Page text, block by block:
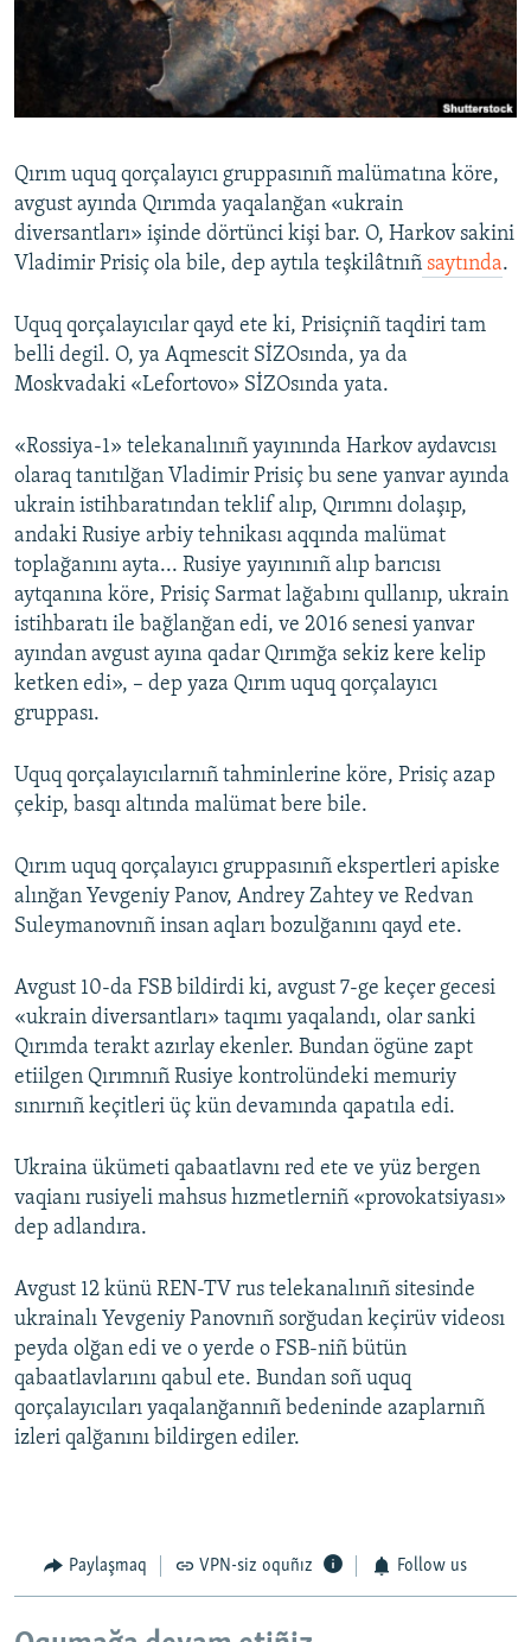
Русский
Українською
RFE/RS bütün saytları
Qırım uquq qorçalayıcı gruppasınıñ malümatına köre,
avgust ayında Qırımda yaqalanğan «ukrain
diversantları» işinde dörtünci kişi bar. O, Harkov sakini
Vladimir Prisiç ola bile, dep aytıla teşkilâtnıñ saytında.
Uquq qorçalayıcılar qayd ete ki, Prisiçniñ taqdiri tam
belli degil. O, ya Aqmescit SİZOsında, ya da
Moskvadaki «Lefortovo» SİZOsında yata.
«Rossiya-1» telekanalınıñ yayınında Harkov aydavcısı
olaraq tanıtılğan Vladimir Prisiç bu sene yanvar ayında
ukrain istihbaratından teklif alıp, Qırımnı dolaşıp,
andaki Rusiye arbiy tehnikası aqqında malümat
toplağanını ayta... Rusiye yayınınıñ alıp barıcısı
aytqanına köre, Prisiç Sarmat lağabını qullanıp, ukrain
istihbaratı ile bağlanğan edi, ve 2016 senesi yanvar
ayından avgust ayına qadar Qırımğa sekiz kere kelip
ketken edi», – dep yaza Qırım uquq qorçalayıcı
gruppası.
Uquq qorçalayıcılarnıñ tahminlerine köre, Prisiç azap
çekip, basqı altında malümat bere bile.
Qırım uquq qorçalayıcı gruppasınıñ ekspertleri apiske
alınğan Yevgeniy Panov, Andrey Zahtey ve Redvan
Suleymanovnıñ insan aqları bozulğanını qayd ete.
Avgust 10-da FSB bildirdi ki, avgust 7-ge keçer gecesi
«ukrain diversantları» taqımı yaqalandı, olar sanki
Qırımda terakt azırlay ekenler. Bundan ögüne zapt
etiilgen Qırımnıñ Rusiye kontrolündeki memuriy
sınırnıñ keçitleri üç kün devamında qapatıla edi.
Ukraina ükümeti qabaatlavnı red ete ve yüz bergen
vaqianı rusiyeli mahsus hızmetlerniñ «provokatsiyası»
dep adlandıra.
Avgust 12 künü REN-TV rus telekanalınıñ sitesinde
ukrainalı Yevgeniy Panovnıñ sorğudan keçirüv videosı
peyda olğan edi ve o yerde o FSB-niñ bütün
qabaatlavlarıını qabul ete. Bundan soñ uquq
qorçalayıcıları yaqalanğannıñ bedeninde azaplarnıñ
izleri qalğanını bildirgen ediler.
Paylaşmaq VPN-siz oquñız Follow us